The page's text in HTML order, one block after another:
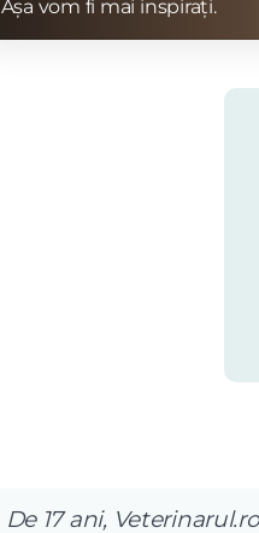
Așa vom fi mai inspirați.
De 17 ani,